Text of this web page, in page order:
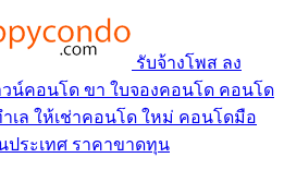
รับจ้างโพส ลง
น์คอนโด ขา ใบจองคอนโด คอนโด
เล ให้เช่าคอนโด ใหม่ คอนโดมือ
ประเทศ ราคาขาดทุน